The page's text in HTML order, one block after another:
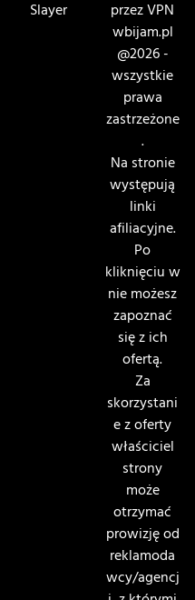
Slayer
przez VPN
wbijam.pl
@2026 -
wszystkie
prawa
zastrzeżone
.
Na stronie
występują
linki
afiliacyjne.
Po
kliknięciu w
nie możesz
zapoznać
się z ich
ofertą.
Za
skorzystani
e z oferty
właściciel
strony
może
otrzymać
prowizję od
reklamoda
wcy/agencj